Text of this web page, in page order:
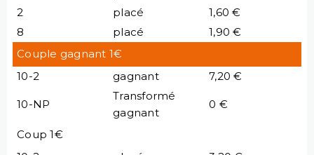
2
placé
1,60 €
8
placé
1,90 €
Couple gagnant 1€
10-2
gagnant 7,20 €
10-NP
Transformé
gagnant
0 €
Coup 1€